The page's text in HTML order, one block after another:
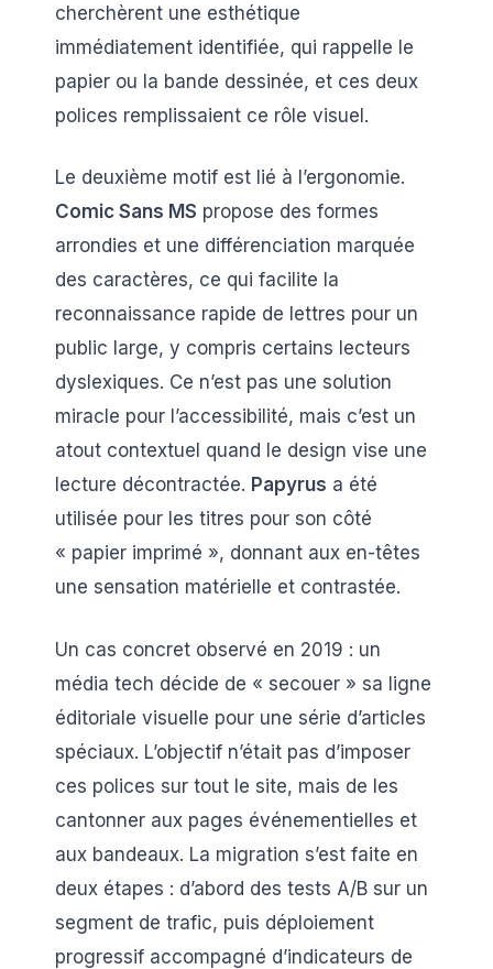
cherchèrent une esthétique
immédiatement identifiée, qui rappelle le
papier ou la bande dessinée, et ces deux
polices remplissaient ce rôle visuel.
Le deuxième motif est lié à l’ergonomie.
Comic Sans MS propose des formes
arrondies et une différenciation marquée
des caractères, ce qui facilite la
reconnaissance rapide de lettres pour un
public large, y compris certains lecteurs
dyslexiques. Ce n’est pas une solution
miracle pour l’accessibilité, mais c’est un
atout contextuel quand le design vise une
lecture décontractée. Papyrus a été
utilisée pour les titres pour son côté
« papier imprimé », donnant aux en-têtes
une sensation matérielle et contrastée.
Un cas concret observé en 2019 : un
média tech décide de « secouer » sa ligne
éditoriale visuelle pour une série d’articles
spéciaux. L’objectif n’était pas d’imposer
ces polices sur tout le site, mais de les
cantonner aux pages événementielles et
aux bandeaux. La migration s’est faite en
deux étapes : d’abord des tests A/B sur un
segment de trafic, puis déploiement
progressif accompagné d’indicateurs de